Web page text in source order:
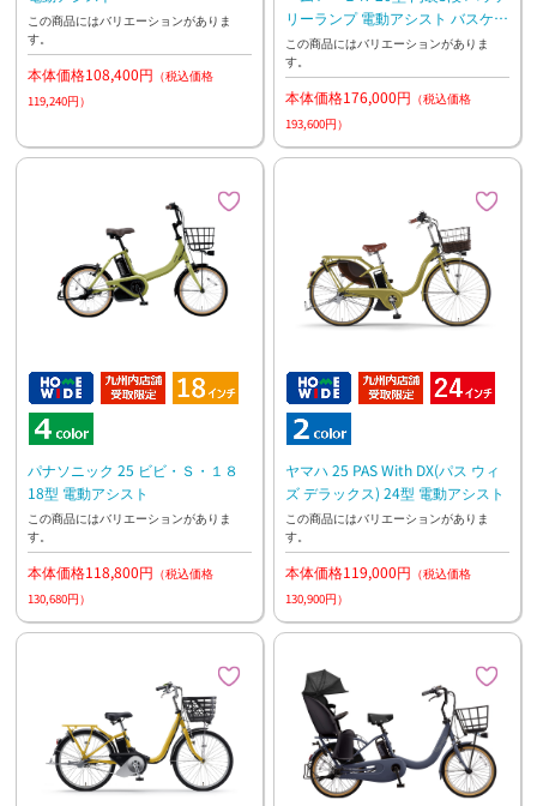
この商品にはバリエーションがありま
す。
本体価格108,400円 （税込価格
119,240円）
リーランプ 電動アシスト バスケッ
ト標準装備 前子乗せモデル
この商品にはバリエーションがありま
す。
本体価格176,000円 （税込価格
193,600円）
パナソニック 25 ビビ・Ｓ・１８
18型 電動アシスト
この商品にはバリエーションがありま
す。
本体価格118,800円 （税込価格
130,680円）
ヤマハ 25 PAS With DX(パス ウィ
ズ デラックス) 24型 電動アシスト
この商品にはバリエーションがありま
す。
本体価格119,000円 （税込価格
130,900円）